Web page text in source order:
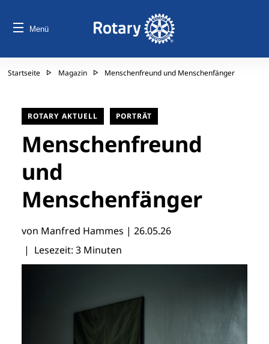
Menü
Startseite Magazin Menschenfreund und Menschenfänger
ROTARY AKTUELL PORTRÄT
Menschenfreund
und
Menschenfänger
von Manfred Hammes | 26.05.26
| Lesezeit: 3 Minuten